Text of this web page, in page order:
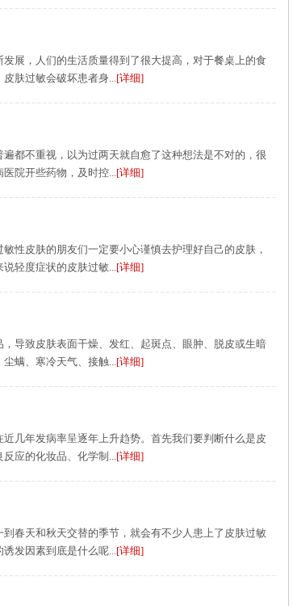
展，人们的生活质量得到了很大提高，对于餐桌上的食
肤过敏会破坏患者身...[详细]
都不重视，以为过两天就自愈了这种想法是不对的，很
院开些药物，及时控...[详细]
性皮肤的朋友们一定要小心谨慎去护理好自己的皮肤，
轻度症状的皮肤过敏...[详细]
导致皮肤表面干燥、发红、起斑点、眼肿、脱皮或生暗
螨、寒冷天气、接触...[详细]
几年发病率呈逐年上升趋势。首先我们要判断什么是皮
应的化妆品、化学制...[详细]
春天和秋天交替的季节，就会有不少人患上了皮肤过敏
发因素到底是什么呢...[详细]